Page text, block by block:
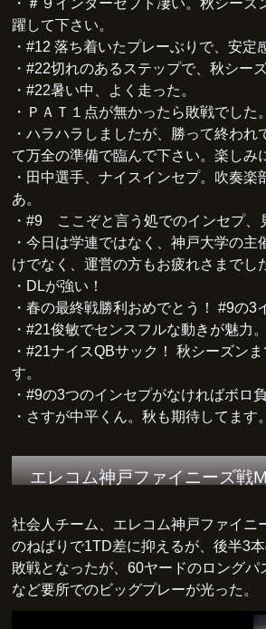
躍して下さい。
・#12 落ち着いたプレーぶりで、安定
・#22切れのあるステップで、秋シー
・#22暑い中、よく走った。
・ＰＡＴ１点が無かったら敗戦でした
・ハラハラしましたが、勝って終わ
て万全の準備で臨んで下さい。楽しみ
・田中選手、ナイスインセプ。吹奏
あ。
・#9 ここぞと言う処でのインセプ、
・今日は学連ではなく、神戸大学の
けでなく、運営の方もお疲れさまでし
・DLが強い！
・春の最終戦勝利おめでとう！ #9の
・#21俊敏でセンスフルな動きが魅力。
・#21ナイスQBサック！ 秋シーズン
す。
・#9の3つのインセプがなければボロ
・さすが中平くん。秋も期待してます。
エレコム神戸ファイニーズ戦
社会人チーム、エレコム神戸ファイニ
のねばりで1TD差に抑えるが、後半3
敗戦となったが、60ヤードのロング
など要所でのビッグプレーが光った。